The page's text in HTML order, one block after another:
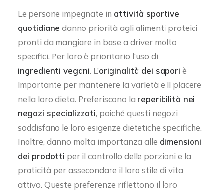
Le persone impegnate in attività sportive
quotidiane danno priorità agli alimenti proteici
pronti da mangiare in base a driver molto
specifici. Per loro è prioritario l’uso di
ingredienti vegani. L’originalità dei sapori è
importante per mantenere la varietà e il piacere
nella loro dieta. Preferiscono la reperibilità nei
negozi specializzati, poiché questi negozi
soddisfano le loro esigenze dietetiche specifiche.
Inoltre, danno molta importanza alle dimensioni
dei prodotti per il controllo delle porzioni e la
praticità per assecondare il loro stile di vita
attivo. Queste preferenze riflettono il loro